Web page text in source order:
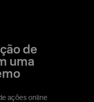
de
uma
ações online